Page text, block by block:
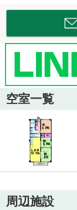
空室一覧
周辺施設